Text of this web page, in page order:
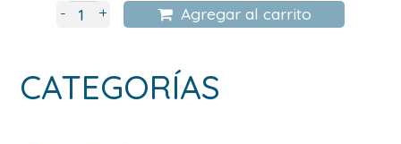
- + Agregar al carrito
CATEGORÍAS